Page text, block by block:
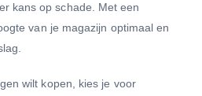
kans op schade. Met een
van je magazijn optimaal en
wilt kopen, kies je voor